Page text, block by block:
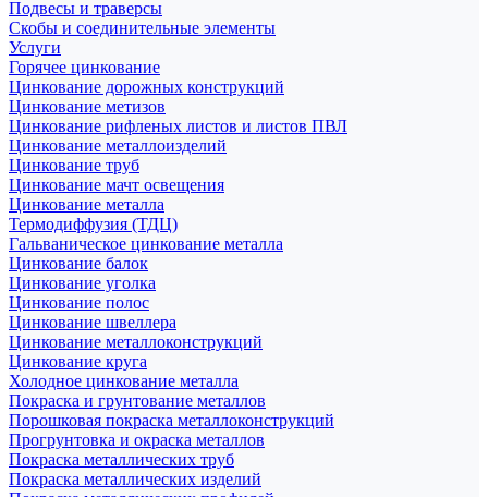
Подвесы и траверсы
Скобы и соединительные элементы
Услуги
Горячее цинкование
Цинкование дорожных конструкций
Цинкование метизов
Цинкование рифленых листов и листов ПВЛ
Цинкование металлоизделий
Цинкование труб
Цинкование мачт освещения
Цинкование металла
Термодиффузия (ТДЦ)
Гальваническое цинкование металла
Цинкование балок
Цинкование уголка
Цинкование полос
Цинкование швеллера
Цинкование металлоконструкций
Цинкование круга
Холодное цинкование металла
Покраска и грунтование металлов
Порошковая покраска металлоконструкций
Прогрунтовка и окраска металлов
Покраска металлических труб
Покраска металлических изделий